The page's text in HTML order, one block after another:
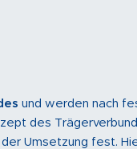
und werden nach
des
Umsetzung fest.